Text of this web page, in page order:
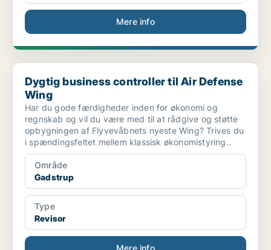
Mere info
Dygtig business controller til Air Defense Wing
Dygtig business controller til Air Defense
Wing
Har du gode færdigheder inden for økonomi og
regnskab og vil du være med til at rådgive og støtte
opbygningen af Flyvevåbnets nyeste Wing? Trives du
i spændingsfeltet mellem klassisk økonomistyring..
Område
Gadstrup
Type
Revisor